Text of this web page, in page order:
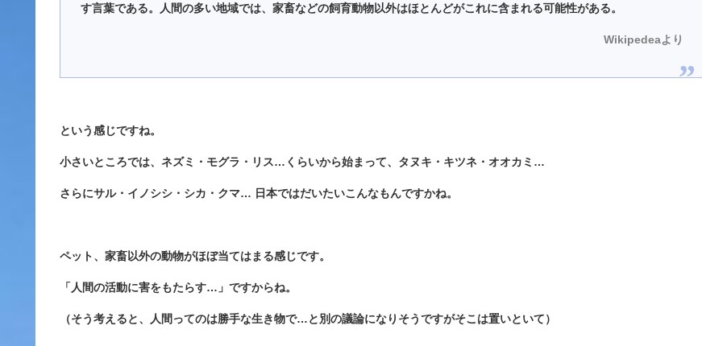
す言葉である。人間の多い地域では、家畜などの飼育動物以外はほとんどがこれに含まれる可能性がある。
Wikipedeaより
という感じですね。
小さいところでは、ネズミ・モグラ・リス…くらいから始まって、タヌキ・キツネ・オオカミ…
さらにサル・イノシシ・シカ・クマ… 日本ではだいたいこんなもんですかね。
ペット、家畜以外の動物がほぼ当てはまる感じです。
「人間の活動に害をもたらす…」ですからね。
（そう考えると、人間ってのは勝手な生き物で…と別の議論になりそうですがそこは置いといて）